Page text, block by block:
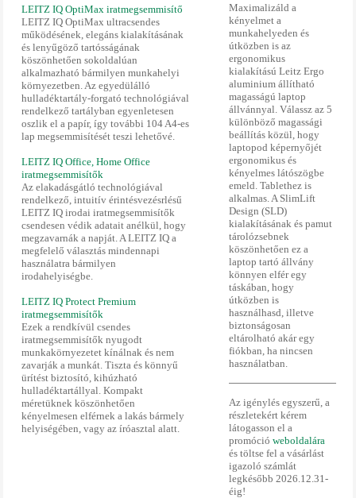
LEITZ IQ OptiMax iratmegsemmisítő
LEITZ IQ OptiMax ultracsendes
működésének, elegáns kialakításának
és lenyűgöző tartósságának
köszönhetően sokoldalúan
alkalmazható bármilyen munkahelyi
környezetben. Az egyedülálló
hulladéktartály-forgató technológiával
rendelkező tartályban egyenletesen
oszlik el a papír, így további 104 A4-es
lap megsemmisítését teszi lehetővé.
LEITZ IQ Office, Home Office
iratmegsemmisítők
Az elakadásgátló technológiával
rendelkező, intuitív érintésvezésrlésű
LEITZ IQ irodai iratmegsemmisítők
csendesen védik adatait anélkül, hogy
megzavarnák a napját. A LEITZ IQ a
megfelelő választás mindennapi
használatra bármilyen
irodahelyiségbe.
LEITZ IQ Protect Premium
iratmegsemmisítők
Ezek a rendkívül csendes
iratmegsemmisítők nyugodt
munkakörnyezetet kínálnak és nem
zavarják a munkát. Tiszta és könnyű
ürítést biztosító, kihúzható
hulladéktartállyal. Kompakt
méretüknek köszönhetően
kényelmesen elférnek a lakás bármely
helyiségében, vagy az íróasztal alatt.
Maximalizáld a
kényelmet a
munkahelyeden és
útközben is az
ergonomikus
kialakítású Leitz Ergo
aluminium állítható
magasságú laptop
állvánnyal. Válassz az 5
különböző magassági
beállítás közül, hogy
laptopod képernyőjét
ergonomikus és
kényelmes látószögbe
emeld. Tablethez is
alkalmas. A SlimLift
Design (SLD)
kialakításának és pamut
tárolózsebnek
köszönhetően ez a
laptop tartó állvány
könnyen elfér egy
táskában, hogy
útközben is
használhasd, illetve
biztonságosan
eltárolható akár egy
fiókban, ha nincsen
használatban.
Az igénylés egyszerű, a
részletekért kérem
látogasson el a
promóció weboldalára
és töltse fel a vásárlást
igazoló számlát
legkésőbb 2026.12.31-
éig!